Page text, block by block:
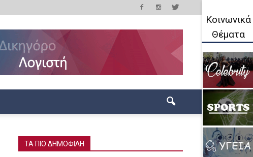
ΤΑ ΠΙΟ ΔΗΜΟΦΙΛΗ
Κοινωνικά
Θέματα